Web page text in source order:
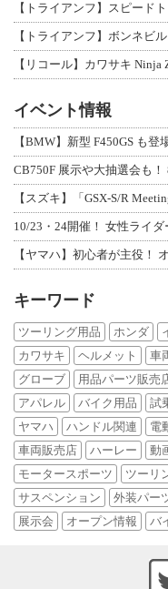
【トライアンフ】スピード
【リコール】カワサキ Ninja
イベント情報
【BMW】新型 F450GS も
CB750F 展示や大抽選会も
【スズキ】「GSX-S/R
10/23・24開催！ 女性ライ
【ヤマハ】初心者が主役！
キーワード
ツーリング用品 ホンダ
カワサキ
ヘルメット 車
グローブ
用品パーツ販売
アパレル
バイク用品 試
ヤマハ
ハンドル関連 電
車両販売店
ハーレー 動
モータースポーツ
ツーリ
サスペンション
外装パー
展示会
オープン情報 バ